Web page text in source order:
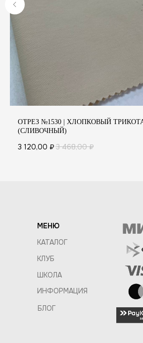
ОТРЕЗ №1530 | ХЛОПКОВЫЙ
(СЛИВОЧНЫЙ)
3 120,00 ₽ 3 468,00 ₽
МЕНЮ
КАТАЛОГ
КЛУБ
ШКОЛА
ИНФОРМАЦИЯ
БЛОГ